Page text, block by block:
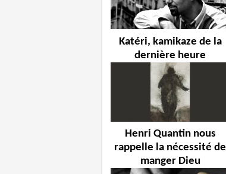
Katéri, kamikaze de la
dernière heure
Henri Quantin nous
rappelle la nécessité de
manger Dieu